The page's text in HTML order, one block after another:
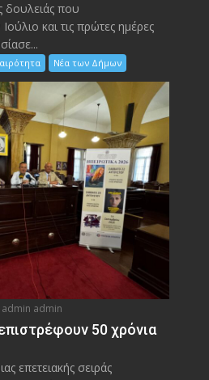
δουλειάς που
και τις πρώτες ημέρες
Νέα των Δήμων
admin admin
50 χρόνια
επετειακής σειράς